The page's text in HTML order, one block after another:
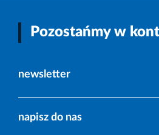
Pozostańmy w
newsletter
napisz do nas